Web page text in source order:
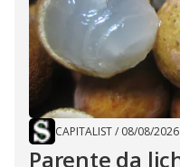
CAPITALIST/ 08/08/2026
Parente da